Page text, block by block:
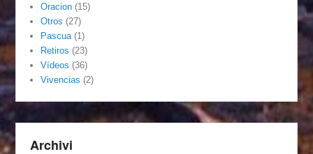
Oracion (15)
Otros (27)
Pascua (1)
Retiros (23)
Vídeos (36)
Vivencias (2)
Archivi